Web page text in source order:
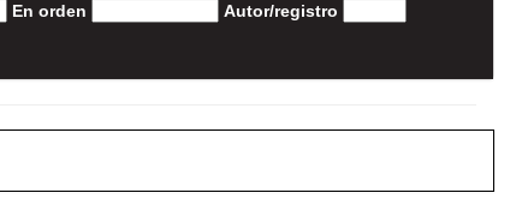
En orden Autor/registro